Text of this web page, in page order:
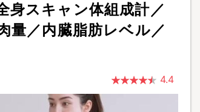
スキャン体組成計／
量／内臓脂肪レベル／
4.4